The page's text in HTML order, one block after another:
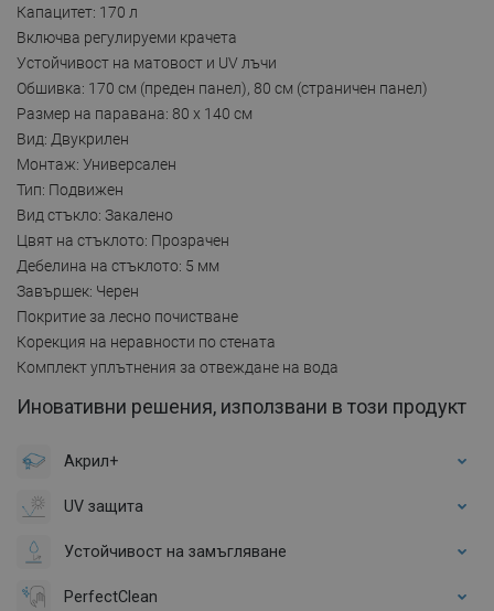
Капацитет: 170 л
Включва регулируеми крачета
Устойчивост на матовост и UV лъчи
Обшивка: 170 см (преден панел), 80 см (страничен панел)
Размер на паравана: 80 x 140 см
Вид: Двукрилен
Монтаж: Универсален
Тип: Подвижен
Вид стъкло: Закалено
Цвят на стъклото: Прозрачен
Дебелина на стъклото: 5 мм
Завършек: Черен
Покритие за лесно почистване
Корекция на неравности по стената
Комплект уплътнения за отвеждане на вода
Иновативни решения, използвани в този продукт
Акрил+
UV защита
Устойчивост на замъгляване
PerfectClean